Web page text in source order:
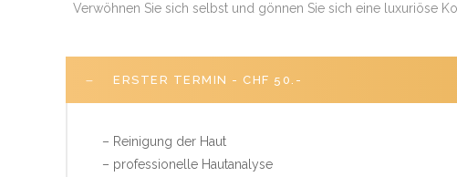
Verwöhnen Sie sich selbst und gönnen Sie sich eine luxuriöse
ERSTER TERMIN - CHF 50.-
– Reinigung der Haut
– professionelle Hautanalyse